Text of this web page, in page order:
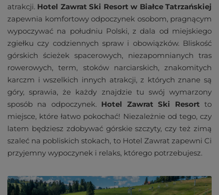
atrakcji. Hotel Zawrat Ski Resort w Białce Tatrzańskiej
zapewnia komfortowy odpoczynek osobom, pragnącym
wypoczywać na południu Polski, z dala od miejskiego
zgiełku czy codziennych spraw i obowiązków. Bliskość
górskich ścieżek spacerowych, niezapomnianych tras
rowerowych, term, stoków narciarskich, znakomitych
karczm i wszelkich innych atrakcji, z których znane są
góry, sprawia, że każdy znajdzie tu swój wymarzony
sposób na odpoczynek. Hotel Zawrat Ski Resort to
miejsce, które łatwo pokochać! Niezależnie od tego, czy
latem będziesz zdobywać górskie szczyty, czy też zimą
szaleć na pobliskich stokach, to Hotel Zawrat zapewni Ci
przyjemny wypoczynek i relaks, którego potrzebujesz.